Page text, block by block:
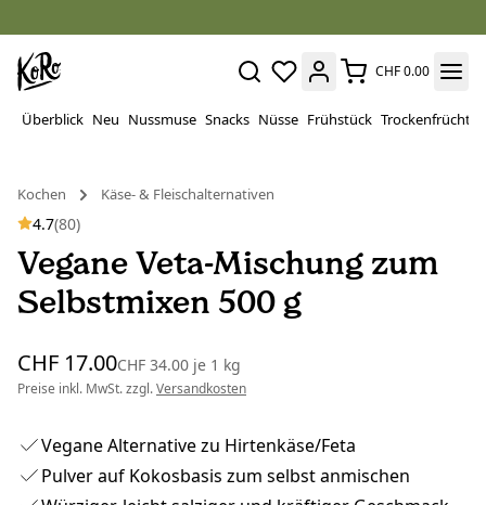
CHF 0.00
Überblick Neu Nussmuse Snacks Nüsse Frühstück Trockenfrüchte
Kochen
Käse- & Fleischalternativen
4.7(80)
Vegane Veta-Mischung zum
Selbstmixen 500 g
CHF 17.00CHF 34.00 je 1 kg
Preise inkl. MwSt. zzgl.Versandkosten
Vegane Alternative zu Hirtenkäse/Feta
Pulver auf Kokosbasis zum selbst anmischen